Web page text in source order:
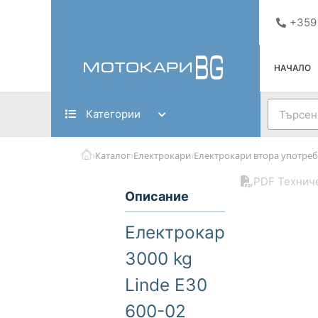
НАЧАЛО
Категории
›Каталог›Електрокари›Електрокари втора
Описание
Електрокар
3000 kg
Linde E30
600-02
PDF